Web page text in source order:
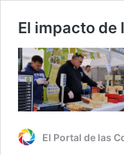
El impacto de
El Portal de las